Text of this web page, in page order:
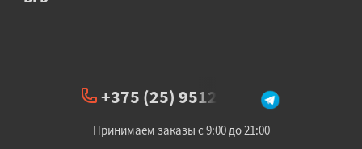
+375 (25) 951234
Принимаем заказы с 9:00 до 21:00